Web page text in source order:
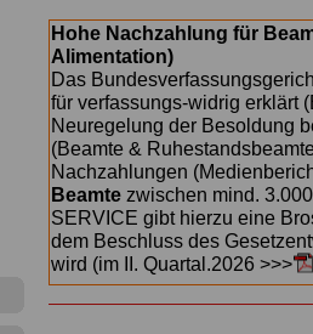
Hohe Nachzahlung für
Alimentation)
Das
für verfassungs-widrig erklärt
Neuregelung der Besoldung
(Beamte &
Nachzahlungen
Beamte zwischen mind.
SERVICE gibt hierzu eine
dem Beschluss des
wird (im II. Quartal.2026 >>>